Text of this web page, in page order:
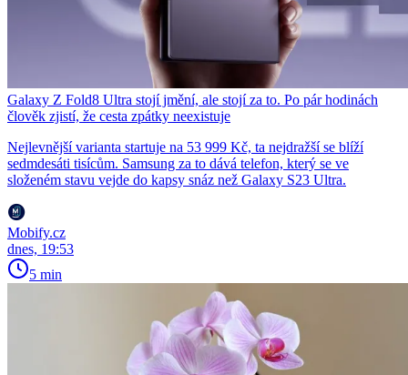
Galaxy Z Fold8 Ultra stojí jmění, ale stojí za to. Po pár hodinách
člověk zjistí, že cesta zpátky neexistuje
Nejlevnější varianta startuje na 53 999 Kč, ta nejdražší se blíží
sedmdesáti tisícům. Samsung za to dává telefon, který se ve
složeném stavu vejde do kapsy snáz než Galaxy S23 Ultra.
Mobify.cz
dnes, 19:53
5 min